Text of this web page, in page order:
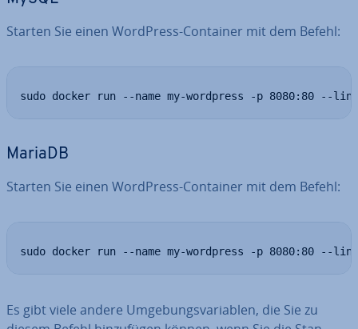
Starten Sie einen WordPress-Container mit dem Befehl:
sudo docker run --name my-wordpress -p 8080:80 --
MariaDB
Starten Sie einen WordPress-Container mit dem Befehl:
sudo docker run --name my-wordpress -p 8080:80 --
Es gibt viele andere Um­ge­bungs­va­ria­blen, die Sie zu